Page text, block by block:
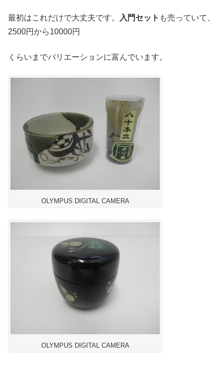
最初はこれだけで大丈夫です。 入門セット も売っていて、
2500円から10000円
くらいまでバリエーションに富んでいます。
OLYMPUS DIGITAL CAMERA
OLYMPUS DIGITAL CAMERA